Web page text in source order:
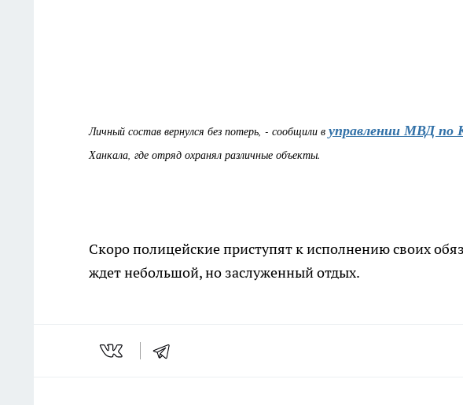
Личный состав вернулся без потерь, - сообщили в управлении МВД по
Ханкала, где отряд охранял различные объекты.
Скоро полицейские приступят к исполнению своих
ждет небольшой, но заслуженный отдых.